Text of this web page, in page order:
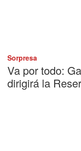
Sorpresa
Va por todo:
dirigirá la